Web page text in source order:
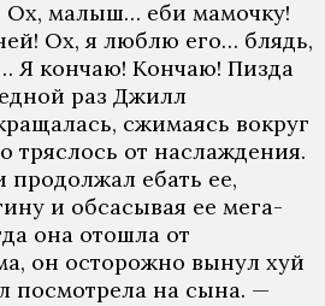
Ох, малыш… еби мамочку!
Ох, я люблю его… блядь,
Я кончаю! Кончаю! Пизда
раз Джилл
сжимаясь вокруг
тряслось от наслаждения.
продолжал ебать ее,
и обсасывая ее мега-
она отошла от
он осторожно вынул хуй
посмотрела на сына. —